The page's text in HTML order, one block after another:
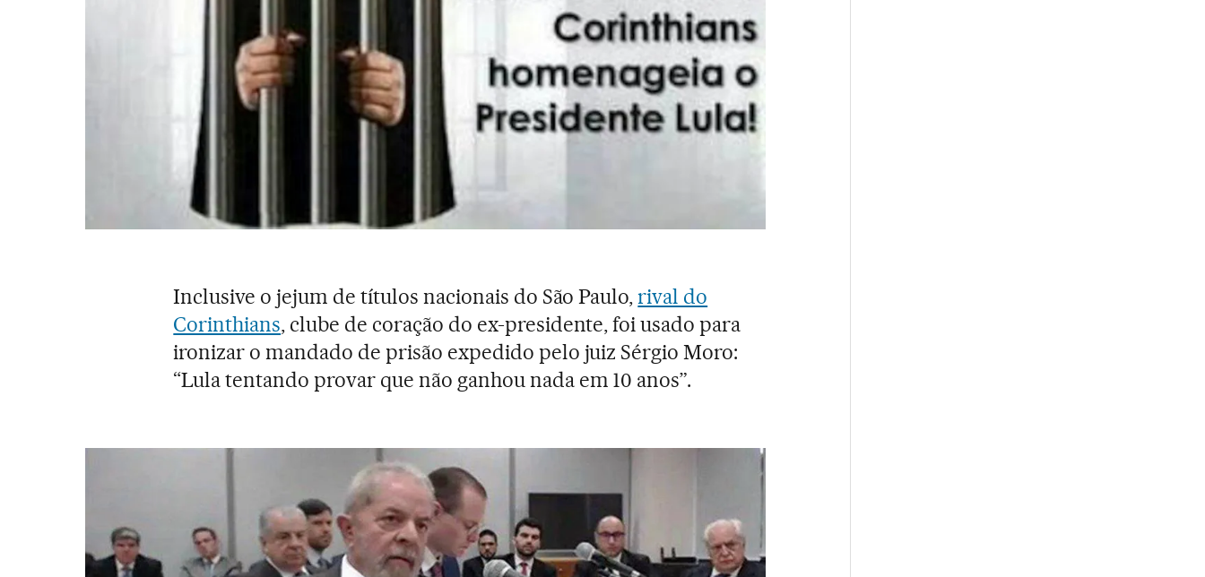
Inclusive o jejum de títulos nacionais do São Paulo,rival do
Corinthians, clube de coração do ex-presidente, foi usado para
ironizar o mandado de prisão expedido pelo juiz Sérgio Moro:
“Lula tentando provar que não ganhou nada em 10 anos”.